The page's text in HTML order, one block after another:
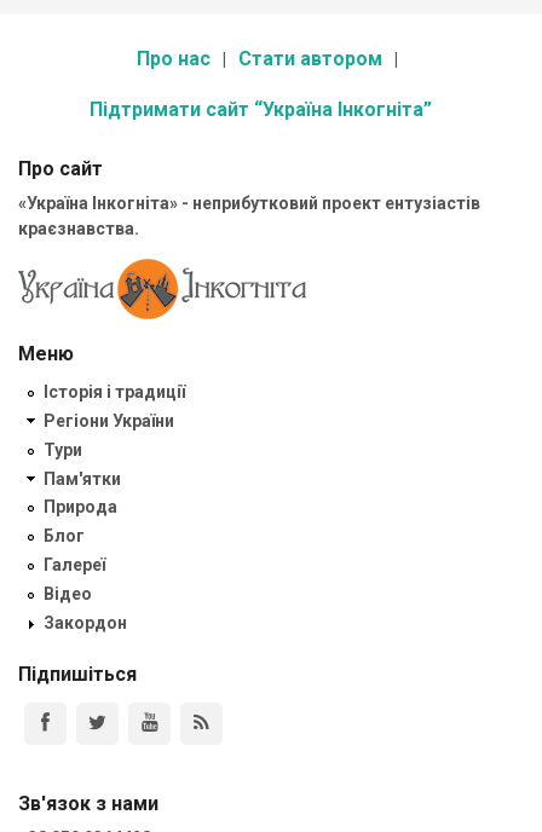
Про нас Стати автором
Підтримати сайт “Україна Інкогніта”
Про сайт
«Україна Інкогніта» - неприбутковий проект ентузіастів
краєзнавства.
Меню
Історія і традиції
Регіони України
Тури
Пам'ятки
Природа
Блог
Галереї
Відео
Закордон
Підпишіться
Зв'язок з нами